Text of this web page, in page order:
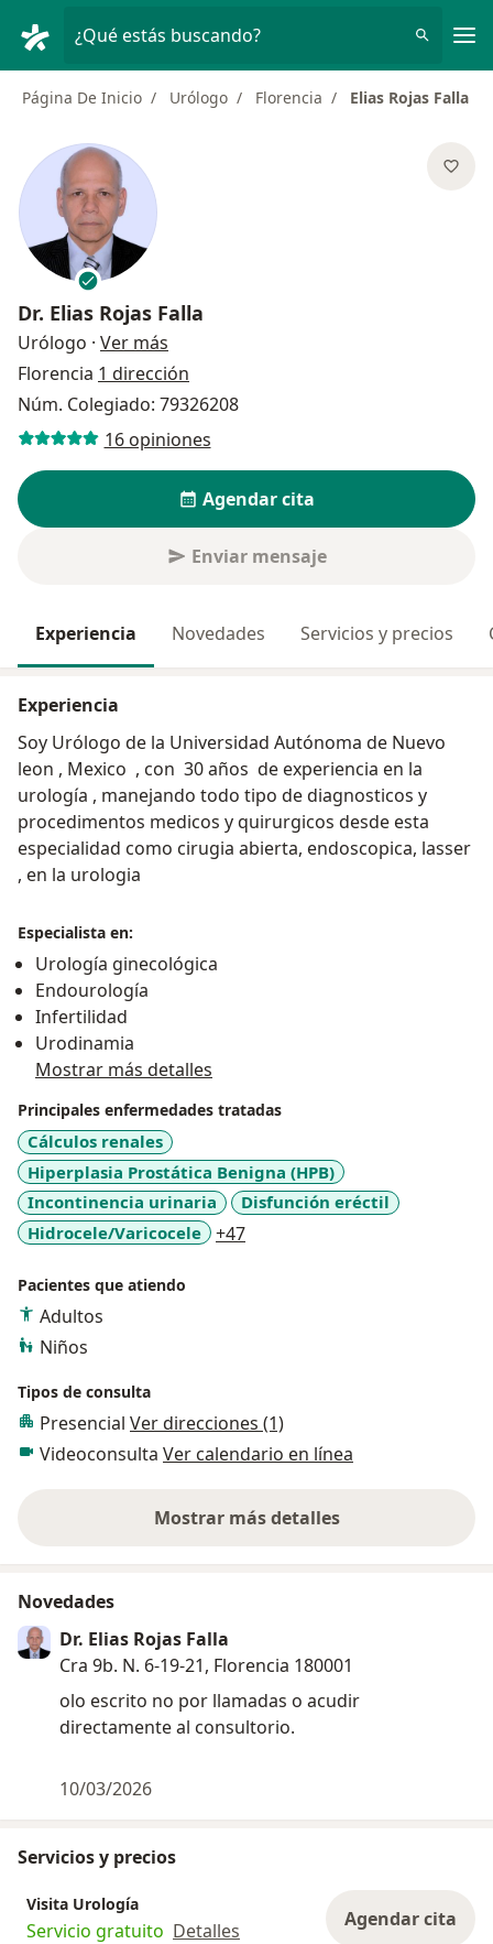
¿Qué estás buscando?
Página De Inicio Urólogo Florencia Elias Rojas Falla
Dr. Elias Rojas Falla
Urólogo · Ver más
Florencia 1 dirección
Núm. Colegiado: 79326208
16 opiniones
Agendar cita
Enviar mensaje
Experiencia Novedades Servicios y precios
Experiencia
Soy Urólogo de la Universidad Autónoma de Nuevo
leon , Mexico , con 30 años de experiencia en la
urología , manejando todo tipo de diagnosticos y
procedimentos medicos y quirurgicos desde esta
especialidad como cirugia abierta, endoscopica, lasser
, en la urologia
Especialista en:
Urología ginecológica
Endourología
Infertilidad
Urodinamia
Mostrar más detalles
Principales enfermedades tratadas
Cálculos renales
Hiperplasia Prostática Benigna (HPB)
Incontinencia urinaria
Disfunción eréctil
Hidrocele/Varicocele
+47a11y_sr_more_diseases
Pacientes que atiendo
Adultos
Niños
Tipos de consulta
Presencial Ver direcciones (1)
Videoconsulta Ver calendario en línea
Mostrar más detalles
sobre la experiencia
Novedades
Dr. Elias Rojas Falla
Cra 9b. N. 6-19-21, Florencia 180001
olo escrito no por llamadas o acudir
directamente al consultorio.
10/03/2026
Servicios y precios
Visita Urología
Servicio gratuito Detalles Agendar cita